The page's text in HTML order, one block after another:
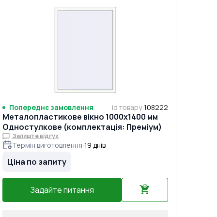
Попереднє замовлення id товару:108222
Металопластикове вікно 1000x1400 мм
Одностулкове (комплектація: Преміум)
Залиште відгук
Термін виготовлення:19 днів
Ціна по запиту
Задайте питання